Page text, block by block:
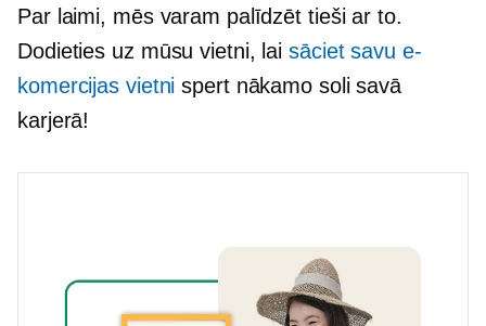
Par laimi, mēs varam palīdzēt tieši ar to.
Dodieties uz mūsu vietni, lai sāciet savu e-
komercijas vietni spert nākamo soli savā
karjerā!